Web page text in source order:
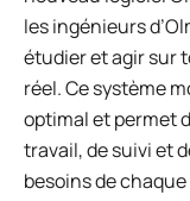
les ingénieurs
étudier et agir sur
réel. Ce système
optimal et permet
travail, de suivi et
besoins de